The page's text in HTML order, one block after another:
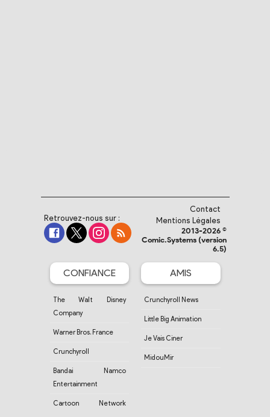
Retrouvez-nous sur :
Contact
Mentions Légales
2013-2026 ©
Comic.Systems (version
6.5)
CONFIANCE
The Walt Disney
Company
Warner Bros. France
Crunchyroll
Bandai Namco
Entertainment
Cartoon Network
AMIS
Crunchyroll News
Little Big Animation
Je Vais Ciner
MidouMir